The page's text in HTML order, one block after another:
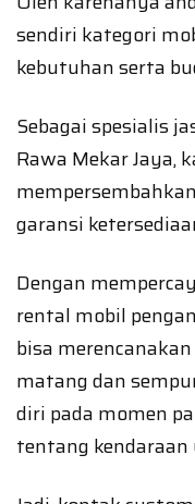
sendiri kategori
kebutuhan serta
Sebagai spesialis
Rawa Mekar Jaya,
garansi
Dengan
rental mobil
bisa
matang dan
diri pada momen
tentang